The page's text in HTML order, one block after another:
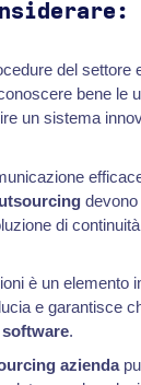
del settore
bene le
un sistema
devono
di
è un elemento
e garantisce
.
azienda